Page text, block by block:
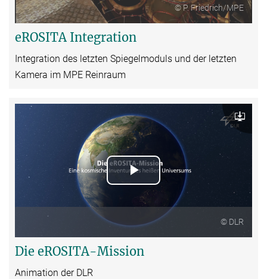
© P. Friedrich/MPE
eROSITA Integration
Integration des letzten Spiegelmoduls und der letzten
Kamera im MPE Reinraum
Play
Video
Download
© DLR
Die eROSITA-Mission
Animation der DLR